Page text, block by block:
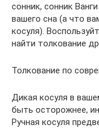
сонник, сонник
вашего сна (а что
косуля).
найти толкование
Толкование по
Дикая косуля в
быть осторожнее,
Ручная косуля